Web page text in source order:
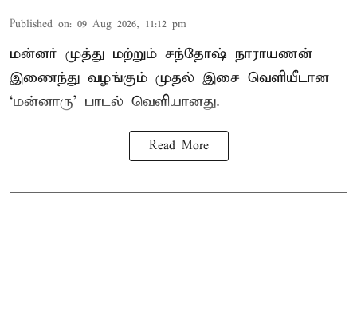
Published on: 09 Aug 2026, 11:12 pm
மன்னர் முத்து மற்றும் சந்தோஷ் நாராயணன்
இணைந்து வழங்கும் முதல் இசை வெளியீடான
‘மன்னாரு’ பாடல் வெளியானது.
Read More